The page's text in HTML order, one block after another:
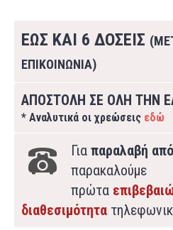
ΕΩΣ ΚΑΙ 6 ΔΟΣΕΙΣ
ΕΠΙΚΟΙΝΩΝΙΑ)
ΑΠΟΣΤΟΛΗ ΣΕ ΟΛΗ ΤΗΝ
* Αναλυτικά οι χρεώσεις εδώ
Για παραλαβή
παρακαλούμε
πρώτα
διαθεσιμότητα